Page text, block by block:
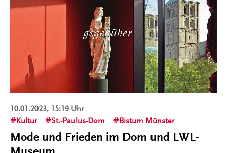
10.01.2023, 15:19 Uhr
Kultur
St.-Paulus-Dom Bistum Münster
Mode und Frieden im Dom und LWL-